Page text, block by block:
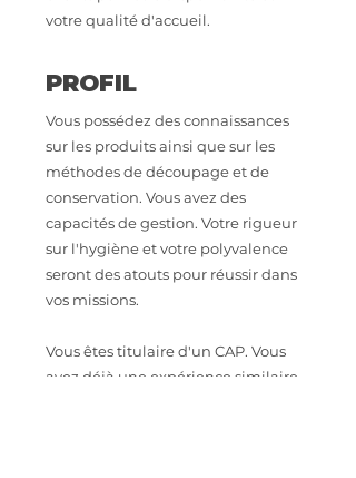
votre qualité d'accueil.
PROFIL
Vous possédez des connaissances
sur les produits ainsi que sur les
méthodes de découpage et de
conservation. Vous avez des
capacités de gestion. Votre rigueur
sur l'hygiène et votre polyvalence
seront des atouts pour réussir dans
vos missions.
Vous êtes titulaire d'un CAP. Vous
avez déjà une expérience similaire